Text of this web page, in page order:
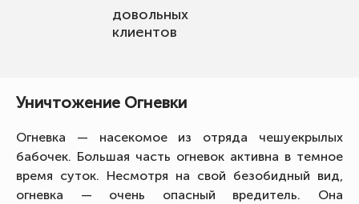
довольных
клиентов
Уничтожение Огневки
Огневка — насекомое из отряда чешуекрылых
бабочек. Большая часть огневок активна в темное
время суток. Несмотря на свой безобидный вид,
огневка — очень опасный вредитель. Она